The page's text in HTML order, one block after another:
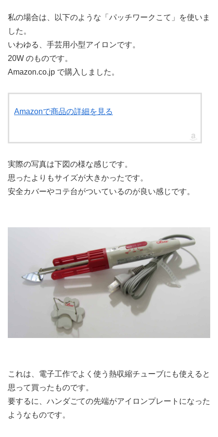
私の場合は、以下のような「パッチワークこて」を使いま
した。
いわゆる、手芸用小型アイロンです。
20W のものです。
Amazon.co.jp で購入しました。
Amazonで商品の詳細を見る
実際の写真は下図の様な感じです。
思ったよりもサイズが大きかったです。
安全カバーやコテ台がついているのが良い感じです。
これは、電子工作でよく使う熱収縮チューブにも使えると
思って買ったものです。
要するに、ハンダごての先端がアイロンプレートになった
ようなものです。